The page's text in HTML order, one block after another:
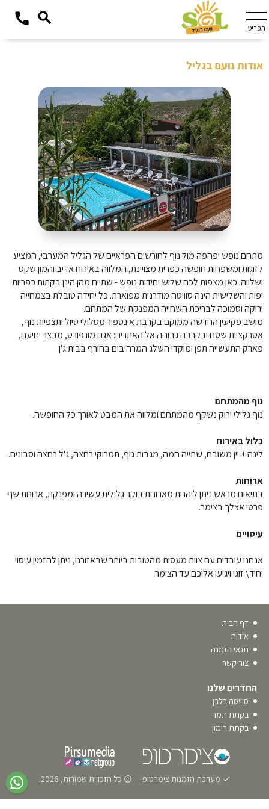
תפריט
אודות נועם בגליל
ירוקה וסמוכה לבריכת השחייה המפנקת של המתחם.
פארק התעשייה תפן ומוקדי השלג המרהיבים בחורף בבית ג'ן.
נוף מהמתחם
נוף גלילי ירוק נשקף מהמתחם ומלווה את המבט לאורך כל החופשה.
כלול באירוח
לינה + יין משובח, שתייה חמה, מגבות גוף, תמרוקי רחצה, ג'ל רחצה וסבונים.
ארוחות
פרטי אצלך בצימר.
עיסויים
יחיד\ זוגי ויגיעו אליכם עד הצימר.
דף הבית
אודות
תנאי הזמנה
צור קשר
החדרים שלנו
סוויטה בלבן
בקתת תמר
בקתת רימון
done מערכת הזמנותצימרטופ copyrights כל הזכויות שמורות, 2026.